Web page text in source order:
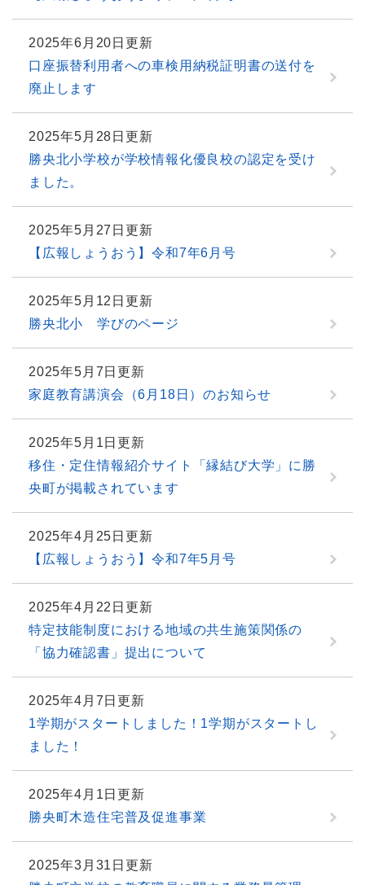
2025年6月20日更新
口座振替利用者への車検用納税証明書の送付を
廃止します
2025年5月28日更新
勝央北小学校が学校情報化優良校の認定を受け
ました。
2025年5月27日更新
【広報しょうおう】令和7年6月号
2025年5月12日更新
勝央北小 学びのページ
2025年5月7日更新
家庭教育講演会（6月18日）のお知らせ
2025年5月1日更新
移住・定住情報紹介サイト「縁結び大学」に勝
央町が掲載されています
2025年4月25日更新
【広報しょうおう】令和7年5月号
2025年4月22日更新
特定技能制度における地域の共生施策関係の
「協力確認書」提出について
2025年4月7日更新
1学期がスタートしました！1学期がスタートし
ました！
2025年4月1日更新
勝央町木造住宅普及促進事業
2025年3月31日更新